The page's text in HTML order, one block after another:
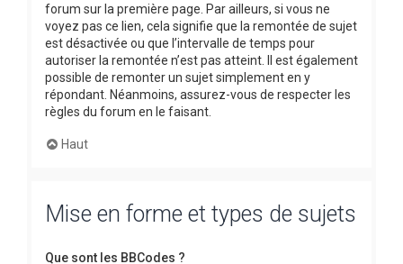
forum sur la première page. Par ailleurs, si vous ne
voyez pas ce lien, cela signifie que la remontée de sujet
est désactivée ou que l’intervalle de temps pour
autoriser la remontée n’est pas atteint. Il est également
possible de remonter un sujet simplement en y
répondant. Néanmoins, assurez-vous de respecter les
règles du forum en le faisant.
Haut
Mise en forme et types de sujets
Que sont les BBCodes ?